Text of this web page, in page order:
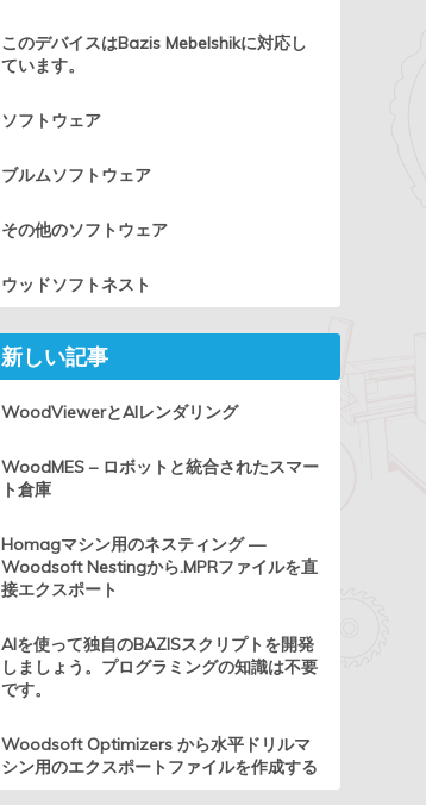
このデバイスはBazis Mebelshikに対応し
ています。
ソフトウェア
ブルムソフトウェア
その他のソフトウェア
ウッドソフトネスト
新しい記事
WoodViewerとAIレンダリング
WoodMES – ロボットと統合されたスマー
ト倉庫
Homagマシン用のネスティング —
Woodsoft Nestingから.MPRファイルを直
接エクスポート
AIを使って独自のBAZISスクリプトを開発
しましょう。プログラミングの知識は不要
です。
Woodsoft Optimizers から水平ドリルマ
シン用のエクスポートファイルを作成する